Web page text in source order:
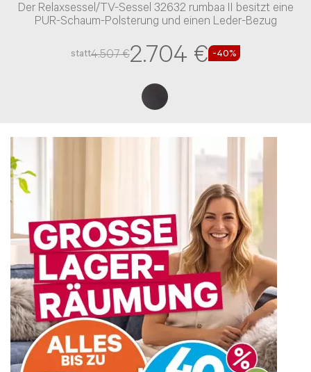
Der Relaxsessel/TV-Sessel 32632 rumbaa II besitzt eine
PUR-Schaum-Polsterung und einen Leder-Bezug
statt4.507 €2.704 € -40%